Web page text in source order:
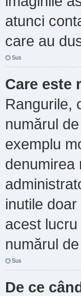
atunci
care au
Sus
Care este
Rangurile,
numărul
exemplu
denumirea
inutile
acest
numărul
Sus
De ce